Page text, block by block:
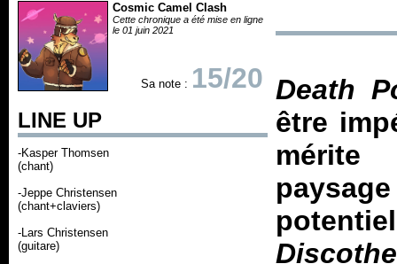
Cosmic Camel Clash
Cette chronique a été mise en ligne
le 01 juin 2021
Sa note : 15/20
LINE UP
-Kasper Thomsen
(chant)
-Jeppe Christensen
(chant+claviers)
-Lars Christensen
(guitare)
Death
être
mérite